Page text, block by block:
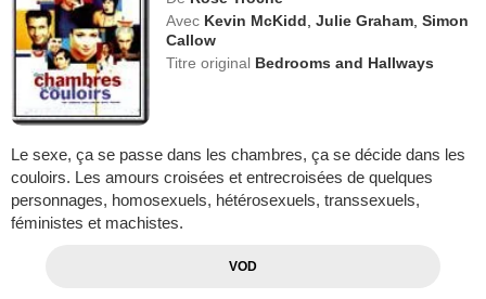
Avec Kevin McKidd ,Julie Graham ,Simon
Callow
Titre original Bedrooms and Hallways
Le sexe, ça se passe dans les chambres, ça se décide dans les
couloirs. Les amours croisées et entrecroisées de quelques
personnages, homosexuels, hétérosexuels, transsexuels,
féministes et machistes.
VOD